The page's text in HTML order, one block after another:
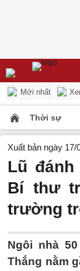
Mới nhất
Thời sự
Xuất bản ngày 17/
Lũ
Bí thư
trường
Ngôi nhà
Thắng nằm